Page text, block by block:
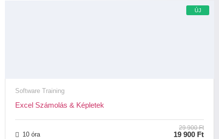
ÚJ
Software Training
Excel Számolás & Képletek
10 óra
29 900 Ft
19 900 Ft